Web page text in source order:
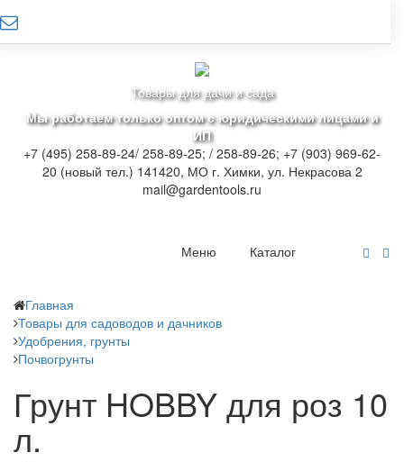
Товары для дачи и сада
Мы работаем только оптом с юридическими лицами и
ИП
+7 (495) 258-89-24/ 258-89-25; / 258-89-26; +7 (903) 969-62-
20 (новый тел.) 141420, МО г. Химки, ул. Некрасова 2
mail@gardentools.ru
Каталог
Меню
Главная
Товары для садоводов и дачников
Удобрения, грунты
Почвогрунты
Грунт HOBBY для роз 10
л.